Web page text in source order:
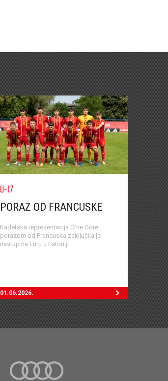
U-17
PORAZ OD FRANCUSKE
Kadetska reprezentacija Crne Gore
porazom od Francuska zaključila je
nastup na Euru u Estoniji...
01.06.2026.